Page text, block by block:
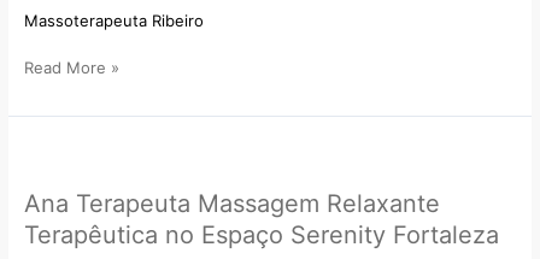
Massoterapeuta Ribeiro
Read More »
Ana Terapeuta Massagem Relaxante
Terapêutica no Espaço Serenity Fortaleza
Massagem
Relaxante
Terapêutica